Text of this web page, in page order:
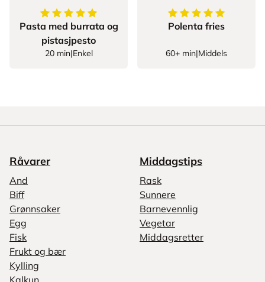
5av5stjerner
Pasta med burrata og
pistasjpesto
20 min|Enkel
5av5stjerner
Polenta fries
60+ min|Middels
Råvarer
And
Biff
Grønnsaker
Egg
Fisk
Frukt og bær
Kylling
Kalkun
Middagstips
Rask
Sunnere
Barnevennlig
Vegetar
Middagsretter